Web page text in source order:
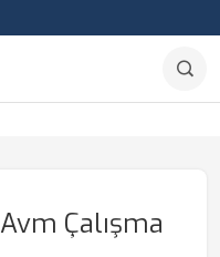
Çalışma